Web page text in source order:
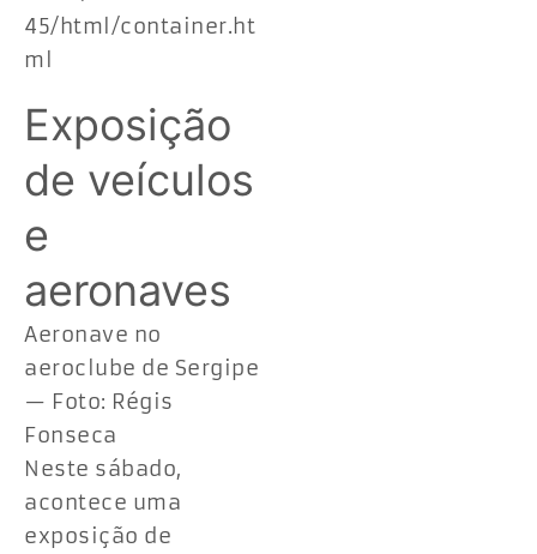
45/html/container.ht
ml
Exposição
de veículos
e
aeronaves
Aeronave no
aeroclube de Sergipe
— Foto: Régis
Fonseca
Neste sábado,
acontece uma
exposição de